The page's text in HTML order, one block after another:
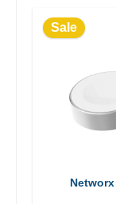
Sale